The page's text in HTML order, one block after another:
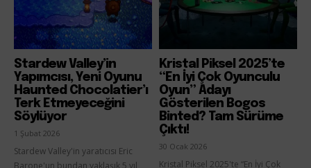
Stardew Valley’in
Yapımcısı, Yeni Oyunu
Haunted Chocolatier’ı
Terk Etmeyeceğini
Söylüyor
1 Şubat 2026
Stardew Valley'in yaratıcısı Eric
Kristal Piksel 2025’te
“En İyi Çok Oyunculu
Oyun” Adayı
Gösterilen Bogos
Binted? Tam Sürüme
Çıktı!
30 Ocak 2026
Kristal Piksel 2025'te “En İyi Çok